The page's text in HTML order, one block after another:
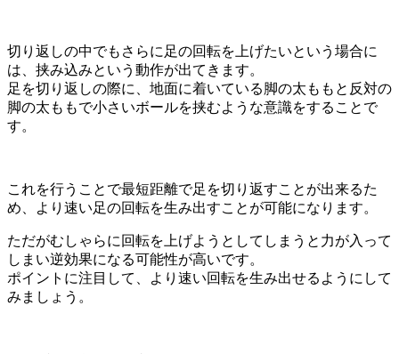
切り返しの中でもさらに足の回転を上げたいという場合に
は、挟み込みという動作が出てきます。
足を切り返しの際に、地面に着いている脚の太ももと反対の
脚の太ももで小さいボールを挟むような意識をすることで
す。
これを行うことで最短距離で足を切り返すことが出来るた
め、より速い足の回転を生み出すことが可能になります。
ただがむしゃらに回転を上げようとしてしまうと力が入って
しまい逆効果になる可能性が高いです。
ポイントに注目して、より速い回転を生み出せるようにして
みましょう。